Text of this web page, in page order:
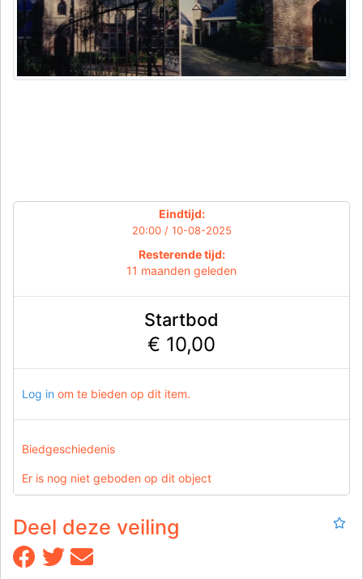
Eindtijd:
20:00 / 10-08-2025
Resterende tijd:
11 maanden geleden
Startbod
€ 10,00
Log in om te bieden op dit item.
Biedgeschiedenis
Er is nog niet geboden op dit object
Deel deze veiling